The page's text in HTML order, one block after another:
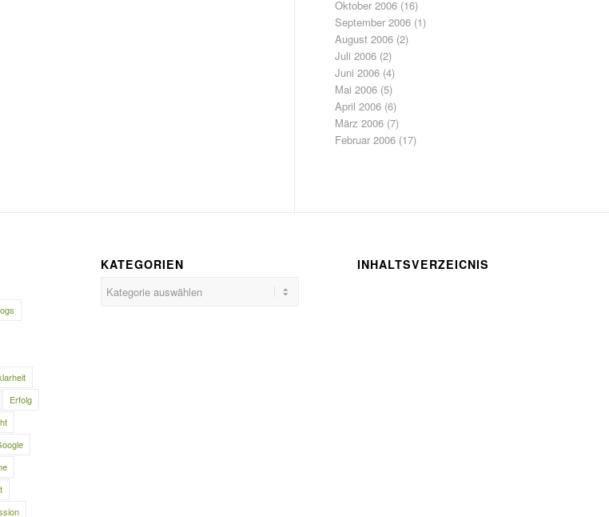
Oktober 2006 (16)
September 2006 (1)
August 2006 (2)
Juli 2006 (2)
Juni 2006 (4)
Mai 2006 (5)
April 2006 (6)
März 2006 (7)
Februar 2006 (17)
Erfolg
KATEGORIEN INHALTSVERZEICNIS